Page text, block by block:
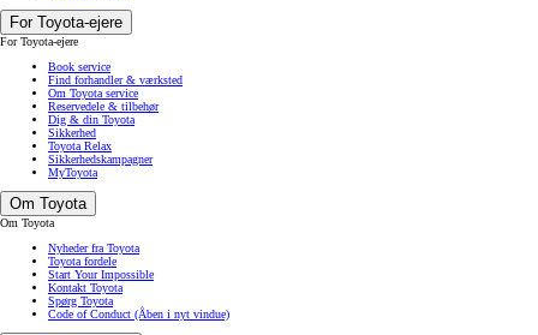
For Toyota-ejere
For Toyota-ejere
Book service
Find forhandler & værksted
Om Toyota service
Reservedele & tilbehør
Dig & din Toyota
Sikkerhed
Toyota Relax
Sikkerhedskampagner
MyToyota
Om Toyota
Om Toyota
Nyheder fra Toyota
Toyota fordele
Start Your Impossible
Kontakt Toyota
Spørg Toyota
Code of Conduct (Åben i nyt vindue)